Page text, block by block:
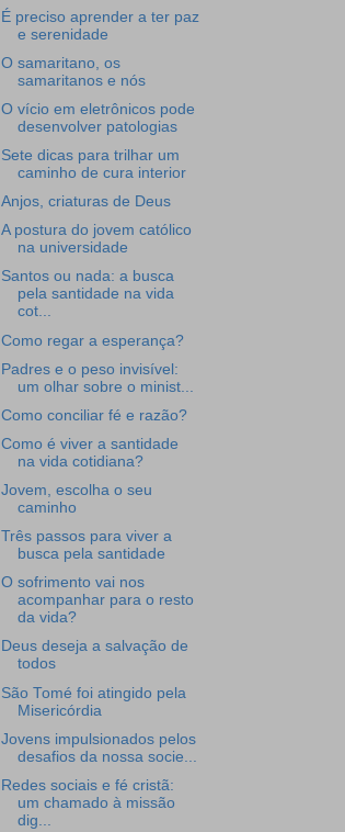
É preciso aprender a ter paz
e serenidade
O samaritano, os
samaritanos e nós
O vício em eletrônicos pode
desenvolver patologias
Sete dicas para trilhar um
caminho de cura interior
Anjos, criaturas de Deus
A postura do jovem católico
na universidade
Santos ou nada: a busca
pela santidade na vida
cot...
Como regar a esperança?
Padres e o peso invisível:
um olhar sobre o minist...
Como conciliar fé e razão?
Como é viver a santidade
na vida cotidiana?
Jovem, escolha o seu
caminho
Três passos para viver a
busca pela santidade
O sofrimento vai nos
acompanhar para o resto
da vida?
Deus deseja a salvação de
todos
São Tomé foi atingido pela
Misericórdia
Jovens impulsionados pelos
desafios da nossa socie...
Redes sociais e fé cristã:
um chamado à missão
dig...